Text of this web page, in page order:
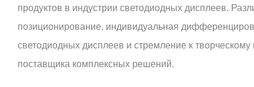
продуктов в индустрии светодиодных дисплеев.
позиционирование, индивидуальная
светодиодных дисплеев и стремление к
поставщика комплексных решений.